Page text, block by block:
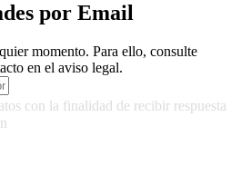
por Email
momento. Para ello, consulte
en el aviso legal.
con la finalidad de recibir respuesta